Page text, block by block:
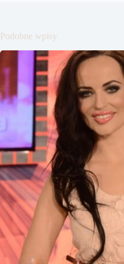
Podobne wpisy